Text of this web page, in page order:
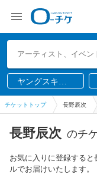
ヤングスキニ
ー
チケットトップ 長野辰次
長野辰次 のチ
お気に入りに登録する
ルでお届けいたします。